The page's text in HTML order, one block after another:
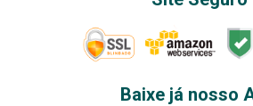
Baixe já nosso